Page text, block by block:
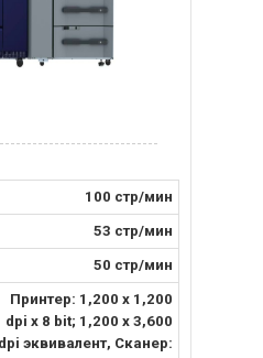
100 стр/мин
53 стр/мин
50 стр/мин
Принтер: 1,200 x 1,200
dpi x 8 bit; 1,200 x 3,600
dpi эквивалент, Сканер: